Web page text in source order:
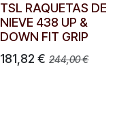
TSL RAQUETAS DE
NIEVE 438 UP &
DOWN FIT GRIP
181,82 € 244,00€